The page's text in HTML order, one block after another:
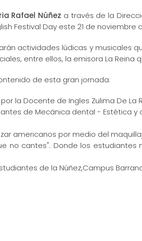
Rafael Núñez a través de la
Festival Day este 21 de
actividades lúdicas y musicales
entre ellos, la emisora La
de esta gran jornada:
la Docente de Ingles Zulima De La
de Mecánica dental - Estética y
americanos por medio del
no cantes". Donde los
de la Núñez,Campus